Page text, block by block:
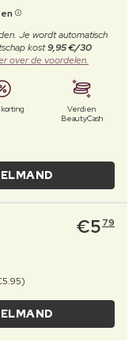
Je wordt automatisch
kost9,95 €/30
over de voordelen.
Verdien
BeautyCash
€5 79